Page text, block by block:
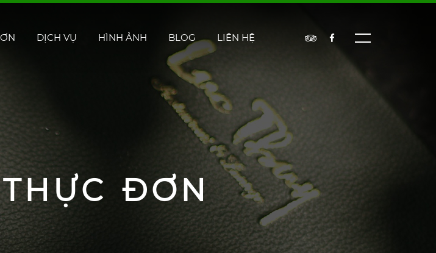
DỊCH VỤ HÌNH ẢNH BLOG LIÊN HỆ
ĐƠN